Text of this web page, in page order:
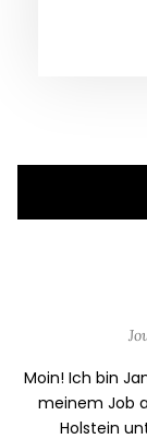
Moin! Ich bin
meinem Job
Holstein